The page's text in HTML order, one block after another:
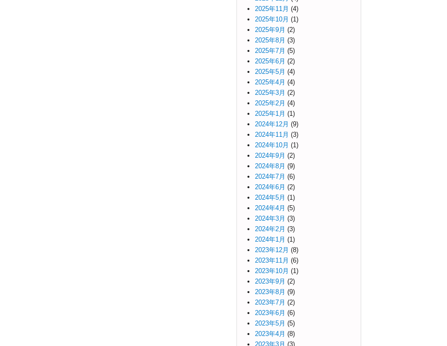
2025年11月 (4)
2025年10月 (1)
2025年9月 (2)
2025年8月 (3)
2025年7月 (5)
2025年6月 (2)
2025年5月 (4)
2025年4月 (4)
2025年3月 (2)
2025年2月 (4)
2025年1月 (1)
2024年12月 (9)
2024年11月 (3)
2024年10月 (1)
2024年9月 (2)
2024年8月 (9)
2024年7月 (6)
2024年6月 (2)
2024年5月 (1)
2024年4月 (5)
2024年3月 (3)
2024年2月 (3)
2024年1月 (1)
2023年12月 (8)
2023年11月 (6)
2023年10月 (1)
2023年9月 (2)
2023年8月 (9)
2023年7月 (2)
2023年6月 (6)
2023年5月 (5)
2023年4月 (8)
2023年3月 (3)